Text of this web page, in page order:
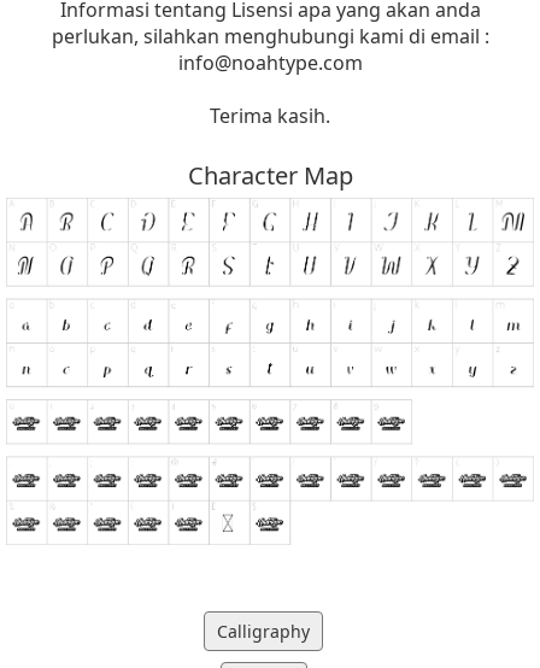
Informasi tentang Lisensi apa yang akan anda
perlukan, silahkan menghubungi kami di email :
info@noahtype.com
Terima kasih.
Character Map
Calligraphy